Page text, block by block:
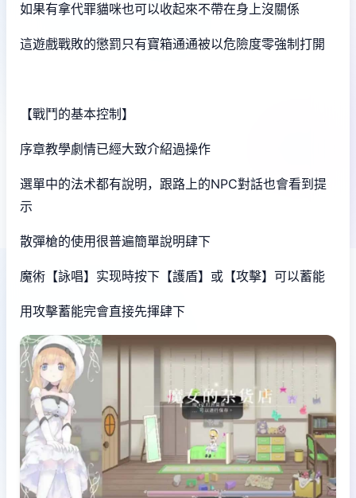
如果有拿代罪貓咪也可以收起來不帶在身上沒關係
這遊戲戰敗的懲罰只有寶箱通通被以危險度零強制打開
【戰鬥的基本控制】
序章教學劇情已經大致介紹過操作
選單中的法术都有說明，跟路上的NPC對話也會看到提
示
散彈槍的使用很普遍簡單說明肆下
魔術【詠唱】实现時按下【護盾】或【攻擊】可以蓄能
用攻擊蓄能完會直接先揮肆下